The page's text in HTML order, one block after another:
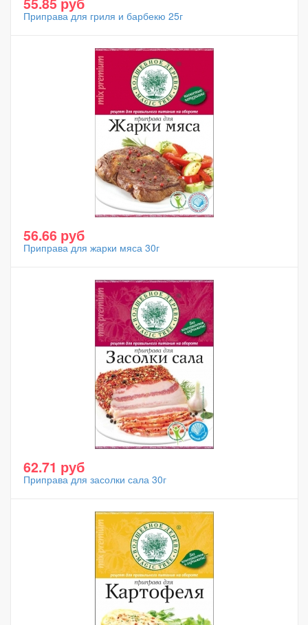
Приправа для гриля и барбекю 25г
56.66 руб
Приправа для жарки мяса 30г
62.71 руб
Приправа для засолки сала 30г